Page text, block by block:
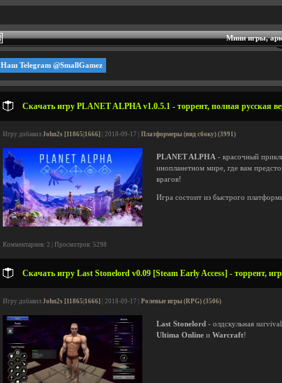
Мини игры,
Наш Telegram @SmallGamez
Скачать игру PLANET ALPHA v1.0.5.1 - торрент, полная русская
Игру добавил John2s [11865|1666] | 2018-09-17 | Платформеры (вид сбоку) (3991)
PLANET ALPHA - красочный
инопланетном мире, где вам
врагов!
Игра состоит из быстрого
Комментариев: 2 | Просмотров: 5298
Скачать игру Last Stonelord v0.09 [Steam Early Access] - торрент,
Игру добавил John2s [11865|1666] | 2018-09-17 | Ролевые игры (RPG) (3506)
Last Stonelord - олдскульная
Ultima Online и Warcraft!